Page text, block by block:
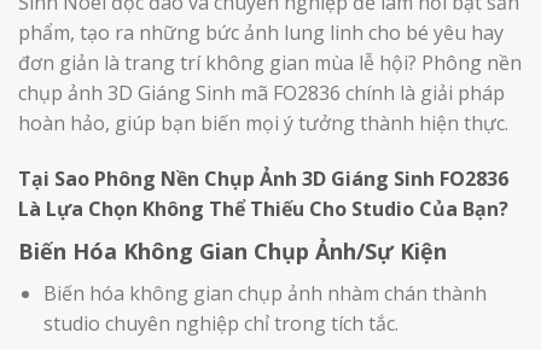
phẩm, tạo ra những bức ảnh lung linh cho bé yêu hay
đơn giản là trang trí không gian mùa lễ hội? Phông nền
chụp ảnh 3D Giáng Sinh mã FO2836 chính là giải pháp
hoàn hảo, giúp bạn biến mọi ý tưởng thành hiện thực.
Tại Sao Phông Nền Chụp Ảnh 3D Giáng Sinh FO2836
Là Lựa Chọn Không Thể Thiếu Cho Studio Của Bạn?
Biến Hóa Không Gian Chụp Ảnh/Sự Kiện
Biến hóa không gian chụp ảnh nhàm chán thành
studio chuyên nghiệp chỉ trong tích tắc.